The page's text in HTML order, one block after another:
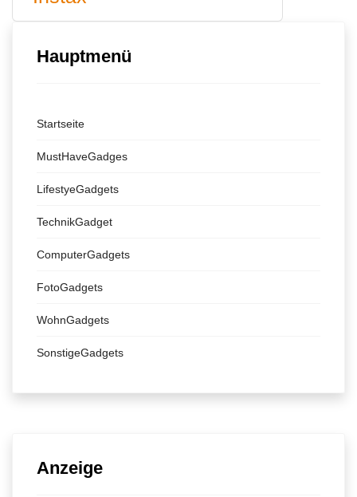
Hauptmenü
Startseite
MustHaveGadges
LifestyeGadgets
TechnikGadget
ComputerGadgets
FotoGadgets
WohnGadgets
SonstigeGadgets
Anzeige